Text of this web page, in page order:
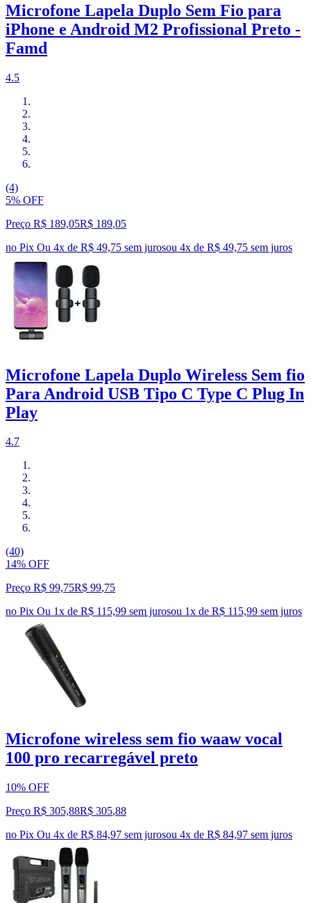
Microfone Lapela Duplo Sem Fio para
iPhone e Android M2 Profissional Preto -
Famd
4.5
(4)
5% OFF
Preço R$ 189,05R$ 189,05
no Pix Ou 4x de R$ 49,75 sem jurosou 4x de R$ 49,75 sem juros
Microfone Lapela Duplo Wireless Sem fio
Para Android USB Tipo C Type C Plug In
Play
4.7
(40)
14% OFF
Preço R$ 99,75R$ 99,75
no Pix Ou 1x de R$ 115,99 sem jurosou 1x de R$ 115,99 sem juros
Microfone wireless sem fio waaw vocal
100 pro recarregável preto
10% OFF
Preço R$ 305,88R$ 305,88
no Pix Ou 4x de R$ 84,97 sem jurosou 4x de R$ 84,97 sem juros